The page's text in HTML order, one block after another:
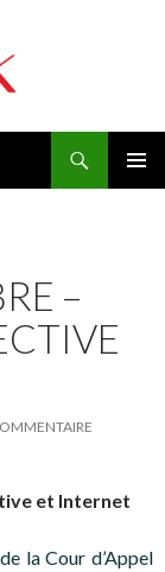
–
et Internet
la Cour d’Appel